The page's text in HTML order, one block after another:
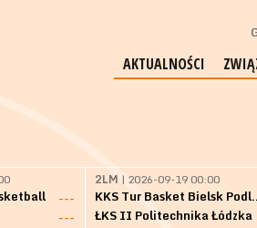
AKTUALNOŚCI
---
---
2LM | 2026-09-19 00:00
KKS Tur
ŁKS II Politechnika Łódzka